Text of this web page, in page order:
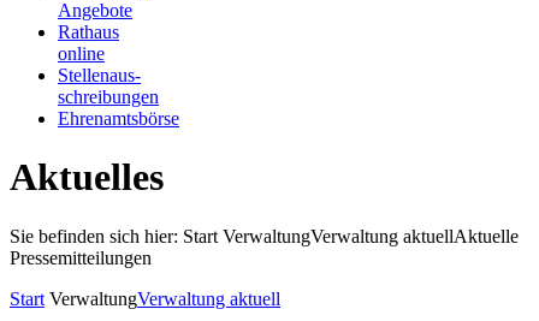
Angebote
Rathaus
online
Stellenaus-
schreibungen
Ehrenamtsbörse
Aktuelles
Sie befinden sich hier: Start VerwaltungVerwaltung aktuellAktuelle
Pressemitteilungen
Start VerwaltungVerwaltung aktuell